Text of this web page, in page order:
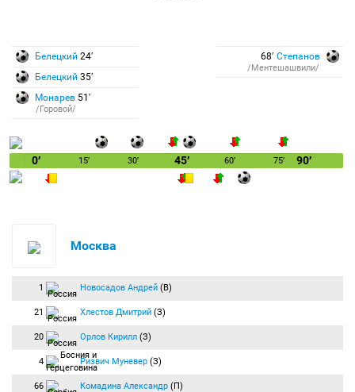
Белецкий 24′
Белецкий 35′
Монарев 51′
/Горовой/
68′ Степанов
/Ментешашвили/
0′ 15′ 30′ 45′ 60′ 75′ 90′
Москва
1 Новосадов Андрей (В)
21 Хлестов Дмитрий (З)
20 Орлов Кирилл (З)
4 Ризвич Муневер (З)
66 Комадина Александр (П)